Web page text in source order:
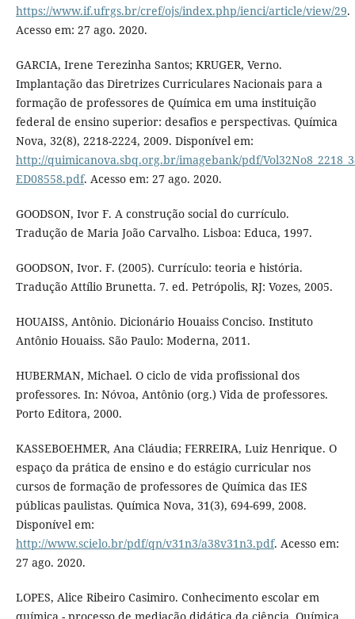
https://www.if.ufrgs.br/cref/ojs/index.php/ienci/article/view/29.
Acesso em: 27 ago. 2020.
GARCIA, Irene Terezinha Santos; KRUGER, Verno.
Implantação das Diretrizes Curriculares Nacionais para a
formação de professores de Química em uma instituição
federal de ensino superior: desafios e perspectivas. Química
Nova, 32(8), 2218-2224, 2009. Disponível em:
http://quimicanova.sbq.org.br/imagebank/pdf/
ED08558.pdf. Acesso em: 27 ago. 2020.
GOODSON, Ivor F. A construção social do currículo.
Tradução de Maria João Carvalho. Lisboa: Educa, 1997.
GOODSON, Ivor. F. (2005). Currículo: teoria e história.
Tradução Attílio Brunetta. 7. ed. Petrópolis, RJ: Vozes, 2005.
HOUAISS, Antônio. Dicionário Houaiss Conciso. Instituto
Antônio Houaiss. São Paulo: Moderna, 2011.
HUBERMAN, Michael. O ciclo de vida profissional dos
professores. In: Nóvoa, Antônio (org.) Vida de professores.
Porto Editora, 2000.
KASSEBOEHMER, Ana Cláudia; FERREIRA, Luiz Henrique. O
espaço da prática de ensino e do estágio curricular nos
cursos de formação de professores de Química das IES
públicas paulistas. Química Nova, 31(3), 694-699, 2008.
Disponível em:
http://www.scielo.br/pdf/qn/v31n3/a38v31n3.pdf. Acesso em:
27 ago. 2020.
LOPES, Alice Ribeiro Casimiro. Conhecimento escolar em